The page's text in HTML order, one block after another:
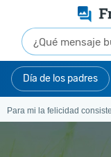
Día de los padres
Para mi la felicidad